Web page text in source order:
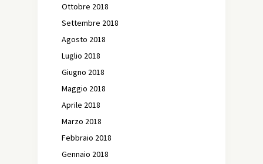
Ottobre 2018
Settembre 2018
Agosto 2018
Luglio 2018
Giugno 2018
Maggio 2018
Aprile 2018
Marzo 2018
Febbraio 2018
Gennaio 2018